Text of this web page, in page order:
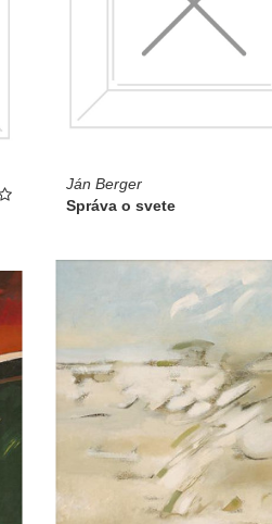
Ján Berger
Správa o svete